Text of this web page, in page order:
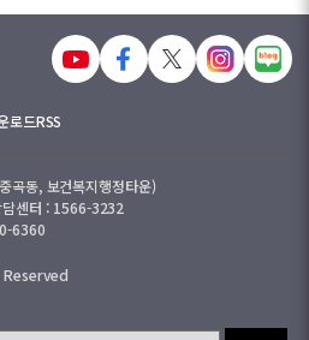
로드RSS
곡동, 보건복지행정타운)
센터 : 1566-3232
6360